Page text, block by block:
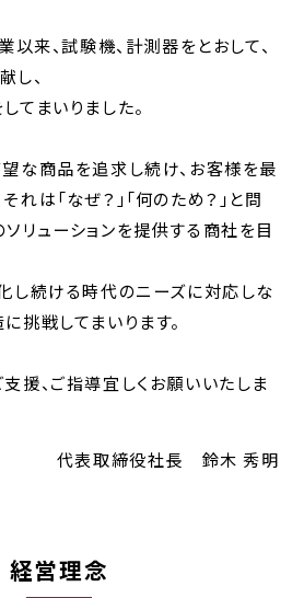
来、試験機、計測器をとおして、
し、
てまいりました。
な商品を追求し続け、お客様を最
それは「なぜ？」「何のため？」と問
リューションを提供する商社を目
し続ける時代のニーズに対応しな
挑戦してまいります。
援、ご指導宜しくお願いいたしま
代表取締役社長 鈴木 秀明
経営理念